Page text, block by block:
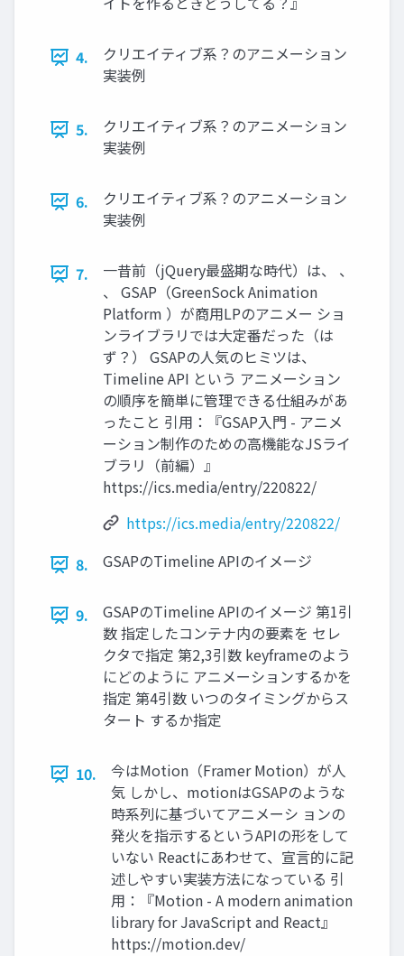
4.
クリエイティブ系？のアニメーション
実装例
5.
クリエイティブ系？のアニメーション
実装例
6.
クリエイティブ系？のアニメーション
実装例
7.
一昔前（jQuery最盛期な時代）は、 、
、 GSAP（GreenSock Animation
Platform ）が商用LPのアニメー ショ
ンライブラリでは大定番だった（は
ず？） GSAPの人気のヒミツは、
Timeline API という アニメーション
の順序を簡単に管理できる仕組みがあ
ったこと 引用：『GSAP入門 - アニメ
ーション制作のための高機能なJSライ
ブラリ（前編）』
https://ics.media/entry/220822/
https://ics.media/entry/220822/
8.
GSAPのTimeline APIのイメージ
9.
GSAPのTimeline APIのイメージ 第1引
数 指定したコンテナ内の要素を セレ
クタで指定 第2,3引数 keyframeのよう
にどのように アニメーションするかを
指定 第4引数 いつのタイミングからス
タート するか指定
10.
今はMotion（Framer Motion）が人
気 しかし、motionはGSAPのような
時系列に基づいてアニメーシ ョンの
発火を指示するというAPIの形をして
いない Reactにあわせて、宣言的に記
述しやすい実装方法になっている 引
用：『Motion - A modern animation
library for JavaScript and React』
https://motion.dev/